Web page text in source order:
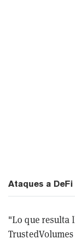
Ataques a DeFi
"Lo que resulta